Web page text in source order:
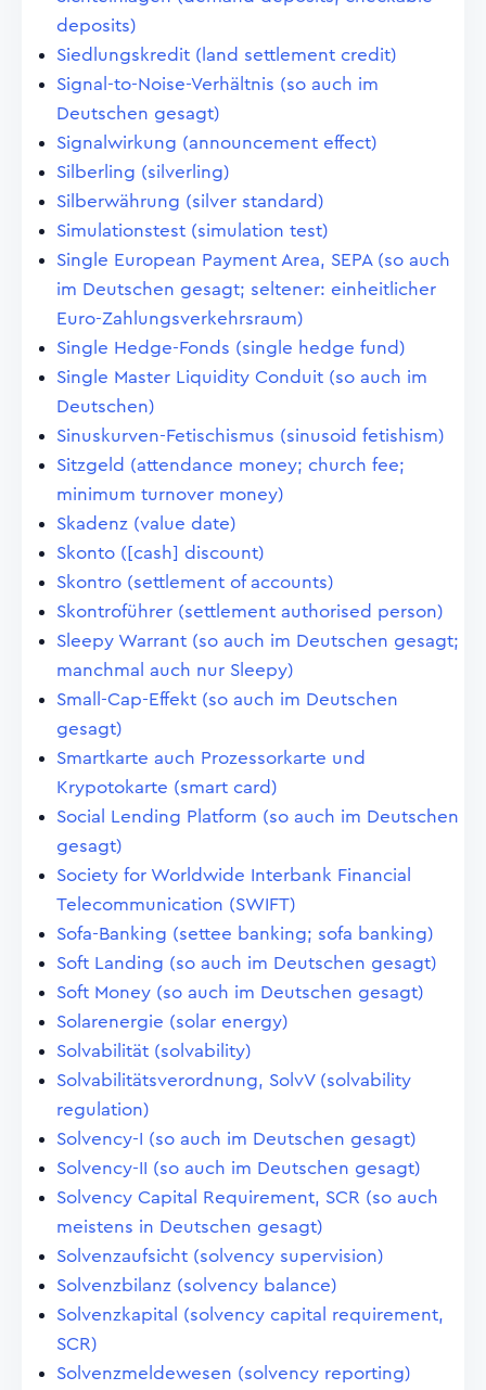
deposits)
Siedlungskredit (land settlement credit)
Signal-to-Noise-Verhältnis (so auch im
Deutschen gesagt)
Signalwirkung (announcement effect)
Silberling (silverling)
Silberwährung (silver standard)
Simulationstest (simulation test)
Single European Payment Area, SEPA (so auch
im Deutschen gesagt; seltener: einheitlicher
Euro-Zahlungsverkehrsraum)
Single Hedge-Fonds (single hedge fund)
Single Master Liquidity Conduit (so auch im
Deutschen)
Sinuskurven-Fetischismus (sinusoid fetishism)
Sitzgeld (attendance money; church fee;
minimum turnover money)
Skadenz (value date)
Skonto ([cash] discount)
Skontro (settlement of accounts)
Skontroführer (settlement authorised person)
Sleepy Warrant (so auch im Deutschen gesagt;
manchmal auch nur Sleepy)
Small-Cap-Effekt (so auch im Deutschen
gesagt)
Smartkarte auch Prozessorkarte und
Krypotokarte (smart card)
Social Lending Platform (so auch im Deutschen
gesagt)
Society for Worldwide Interbank Financial
Telecommunication (SWIFT)
Sofa-Banking (settee banking; sofa banking)
Soft Landing (so auch im Deutschen gesagt)
Soft Money (so auch im Deutschen gesagt)
Solarenergie (solar energy)
Solvabilität (solvability)
Solvabilitätsverordnung, SolvV (solvability
regulation)
Solvency-I (so auch im Deutschen gesagt)
Solvency-II (so auch im Deutschen gesagt)
Solvency Capital Requirement, SCR (so auch
meistens in Deutschen gesagt)
Solvenzaufsicht (solvency supervision)
Solvenzbilanz (solvency balance)
Solvenzkapital (solvency capital requirement,
SCR)
Solvenzmeldewesen (solvency reporting)